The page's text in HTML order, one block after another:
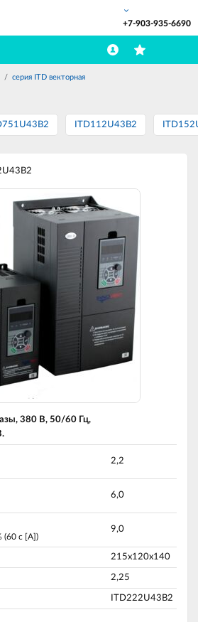
+7-903-935-6690
серия ITD векторная
ITD112U43B2
380 В, 50/60 Гц,
2,2
6,0
(60 c [A])
9,0
215х120х140
2,25
ITD222U43B2